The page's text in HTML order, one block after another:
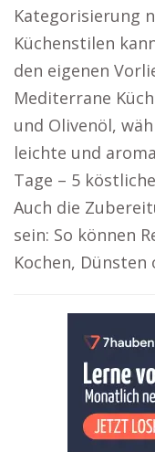
Kategorisierung
Küchenstilen
den eigenen
Mediterrane
und Olivenöl,
leichte und
Tage – 5
Auch die
sein: So können
Kochen,